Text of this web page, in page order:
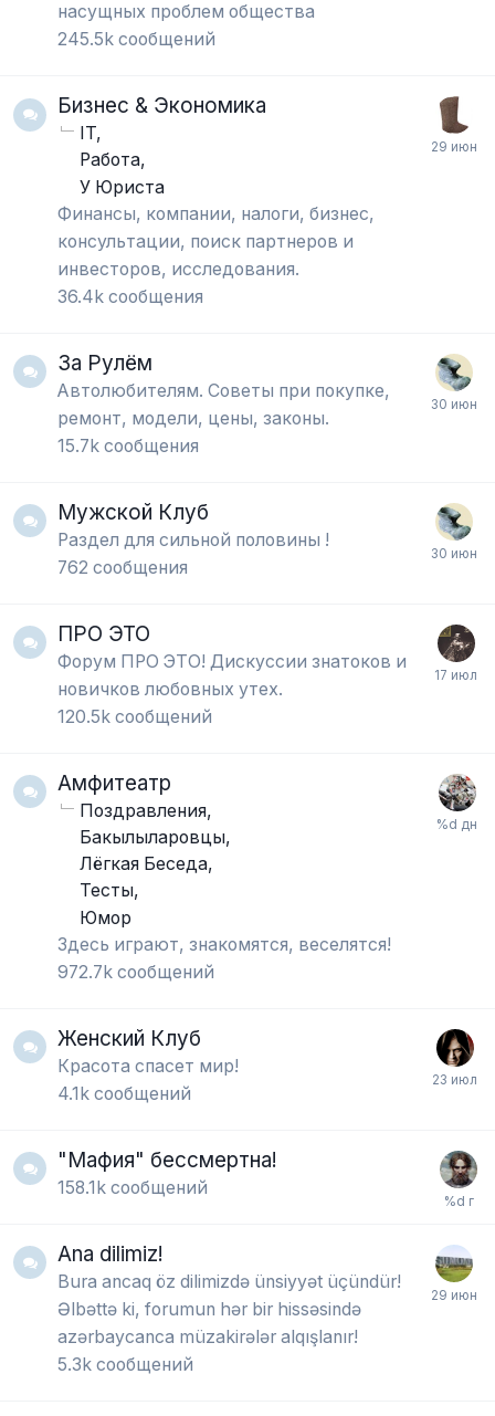
насущных проблем общества
245.5k сообщений
Бизнес & Экономика
IT
Работа
У Юриста
Финансы, компании, налоги, бизнес,
консультации, поиск партнеров и
инвесторов, исследования.
36.4k сообщения
За Рулём
Автолюбителям. Советы при покупке,
ремонт, модели, цены, законы.
15.7k сообщения
Мужской Клуб
Раздел для сильной половины !
762 сообщения
ПРО ЭТО
Форум ПРО ЭТО! Дискуссии знатоков и
новичков любовных утех.
120.5k сообщений
Амфитеатр
Поздравления
Бакылыларовцы
Лёгкая Беседа
Тесты
Юмор
Здесь играют, знакомятся, веселятся!
972.7k сообщений
Женский Клуб
Красота спасет мир!
4.1k сообщений
"Мафия" бессмертна!
158.1k сообщений
Ana dilimiz!
Bura ancaq öz dilimizdə ünsiyyət üçündür!
Əlbəttə ki, forumun hər bir hissəsində
azərbaycanca müzakirələr alqışlanır!
5.3k сообщений